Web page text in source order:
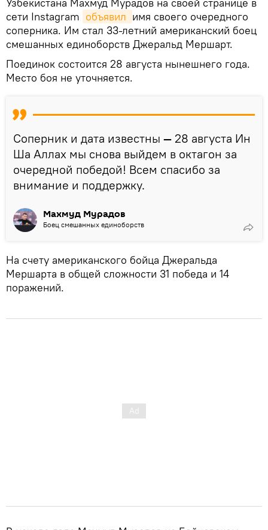
сети Instagram объявил имя своего очередного
соперника. Им стал 33-летний американский боец ​​
смешанных единоборств Джеральд Мершарт.
Поединок состоится 28 августа нынешнего года.
Место боя не уточняется.
Соперник и дата известны — 28 августа Ин
Ша Аллах мы снова выйдем в октагон за
очередной победой! Всем спасибо за
внимание и поддержку.
Махмуд Мурадов
Боец смешанных единоборств
На счету американского бойца Джеральда
Мершарта в общей сложности 31 победа и 14
поражений.